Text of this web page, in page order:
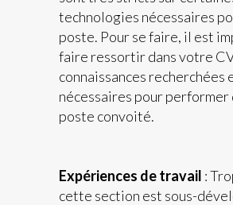
technologies nécessaires
poste. Pour se faire, il est
faire ressortir dans votre
connaissances recherchées
nécessaires pour performer
poste convoité.
Expériences de travail :
cette section est sous-